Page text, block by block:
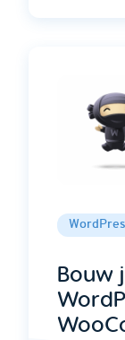
Bouw